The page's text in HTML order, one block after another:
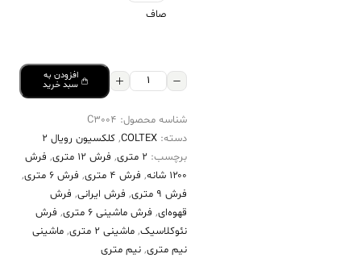
صاف
فرش
۱۲۰۰
طرح
غنچه
کرم
عدد
افزودن به
سبد خرید
شناسه محصول: C3004
دسته: COLTEX
, کلکسیون رویال 2
برچسب: 2 متری , فرش 12 متری , فرش
۱۲۰۰ شانه
, فرش 4 متری , فرش 6 متری
,
فرش 9 متری
, فرش ایرانی, فرش
قهوه‌ای, فرش ماشینی 6 متری , فرش
نئوکلاسیک, ماشینی 2 متری , ماشینی
نیم متری, نیم متری